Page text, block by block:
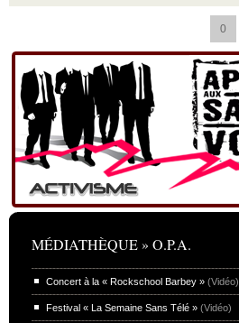
0
MÉDIATHÈQUE » O.P.A.
Concert à la « Rockschool Barbey » (Vidéo)
Festival « La Semaine Sans Télé » (Vidéo)